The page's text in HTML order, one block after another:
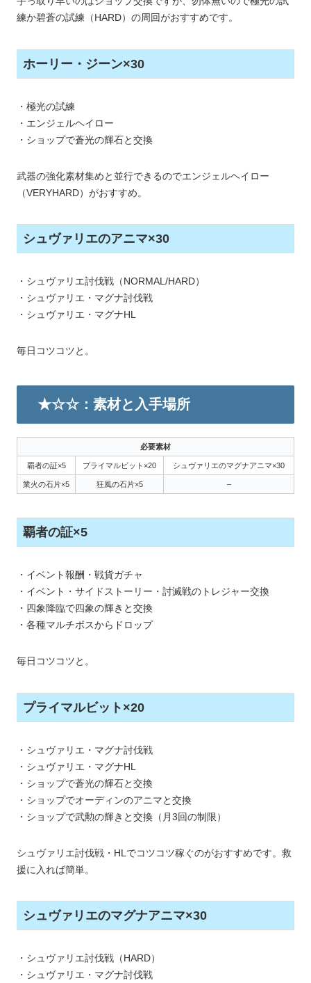
練か碧蒼の試練（HARD）の周回がおすすめです。
ホーリー・ジーン×30
・極光の試練
・エンジェルヘイロー
・ショップで蒼光の輝石と交換
武器の強化素材集めと並行できるのでエンジェルヘイロー
（VERYHARD）がおすすめ。
シュヴァリエのアニマ×30
・シュヴァリエ討伐戦（NORMAL/HARD）
・シュヴァリエ・マグナ討伐戦
・シュヴァリエ・マグナHL
毎日コツコツと。
★☆☆：素材と入手場所
必要素材
覇者の証×5 プライマルビット×20 シュヴァリエのマグナアニマ×30
業火の石片×5 狂風の石片×5 –
覇者の証×5
・イベント報酬・戦貨ガチャ
・イベント・サイドストーリー・討滅戦のトレジャー交換
・四象降臨で四象の輝きと交換
・各種マルチボスからドロップ
毎日コツコツと。
プライマルビット×20
・シュヴァリエ・マグナ討伐戦
・シュヴァリエ・マグナHL
・ショップで蒼光の輝石と交換
・ショップでオーディンのアニマと交換
・ショップで武勲の輝きと交換（月3回の制限）
シュヴァリエ討伐戦・HLでコツコツ稼ぐのがおすすめです。救
援に入れば簡単。
シュヴァリエのマグナアニマ×30
・シュヴァリエ討伐戦（HARD）
・シュヴァリエ・マグナ討伐戦